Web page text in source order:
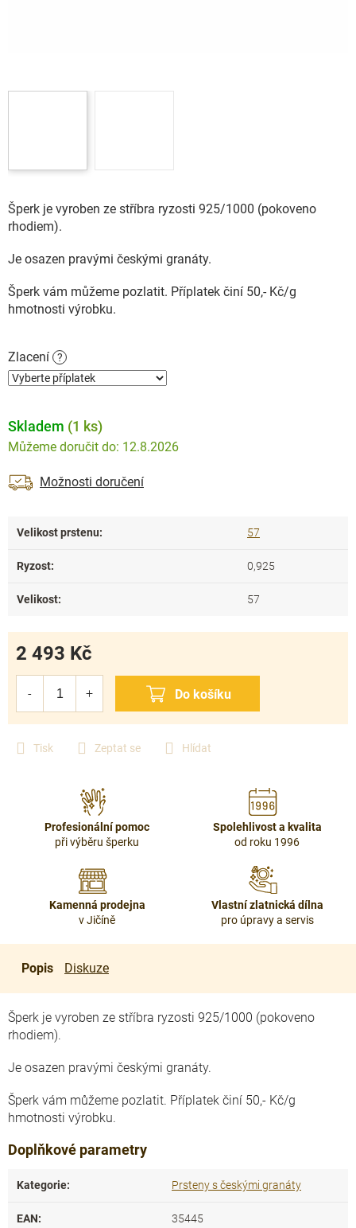
Zlacení ?
Šperk je vyroben ze stříbra ryzosti 925/1000 (pokoveno
rhodiem).
Je osazen pravými českými granáty.
Šperk vám můžeme pozlatit. Příplatek činí 50,- Kč/g
hmotnosti výrobku.
Tisk Zeptat se Hlídat
Skladem (1 ks)
12.8.2026
Možnosti doručení
2 493 Kč
Velikost prstenu: 57
Ryzost: 0,925
Velikost: 57
Profesionální pomoc
při výběru šperku
Spolehlivost a kvalita
od roku 1996
Kamenná prodejna
v Jičíně
Vlastní zlatnická dílna
pro úpravy a servis
Popis Diskuze
Šperk je vyroben ze stříbra ryzosti 925/1000 (pokoveno
rhodiem).
Je osazen pravými českými granáty.
Šperk vám můžeme pozlatit. Příplatek činí 50,- Kč/g
hmotnosti výrobku.
Doplňkové parametry
Kategorie: Prsteny s českými granáty
EAN: 35445